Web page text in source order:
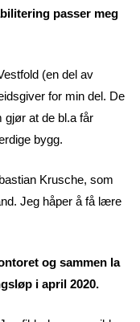
passer meg
(en del av
for min del. De
gjør at de bl.a får
bygg.
Krusche, som
Jeg håper å få lære
og sammen la
i april 2020.